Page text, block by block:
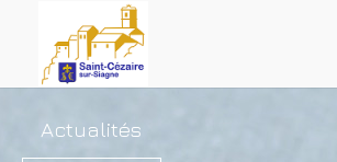
Actualités